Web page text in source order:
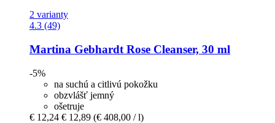
2 varianty
4.3 (49)
Martina Gebhardt Rose Cleanser, 30 ml
-5%
na suchú a citlivú pokožku
obzvlášť jemný
ošetruje
€ 12,24 € 12,89 (€ 408,00 / l)